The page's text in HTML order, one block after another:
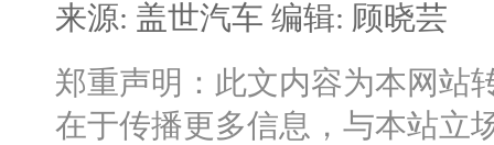
来源: 盖世汽车 编辑: 顾晓芸
郑重声明：此文内容为本网站
在于传播更多信息，与本站立